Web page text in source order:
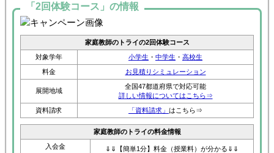
「2回体験コース」の情報
家庭教師のトライの2回体験コース
対象学年
小学生 ・ 中学生 ・ 高校生
料金
お見積りシミュレーション
展開地域
全国47都道府県で対応可能
詳しい情報についてはこちら⇒
資料請求
「資料請求」 はこちら⇒
家庭教師のトライの料金情報
入会金
⇓⇓【簡単1分】料金（授業料）が分かる⇓⇓